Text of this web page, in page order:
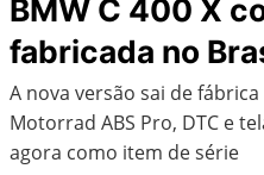
BMW C 400 X
fabricada no
A nova versão sai de
Motorrad ABS Pro, DTC e
agora como item de série